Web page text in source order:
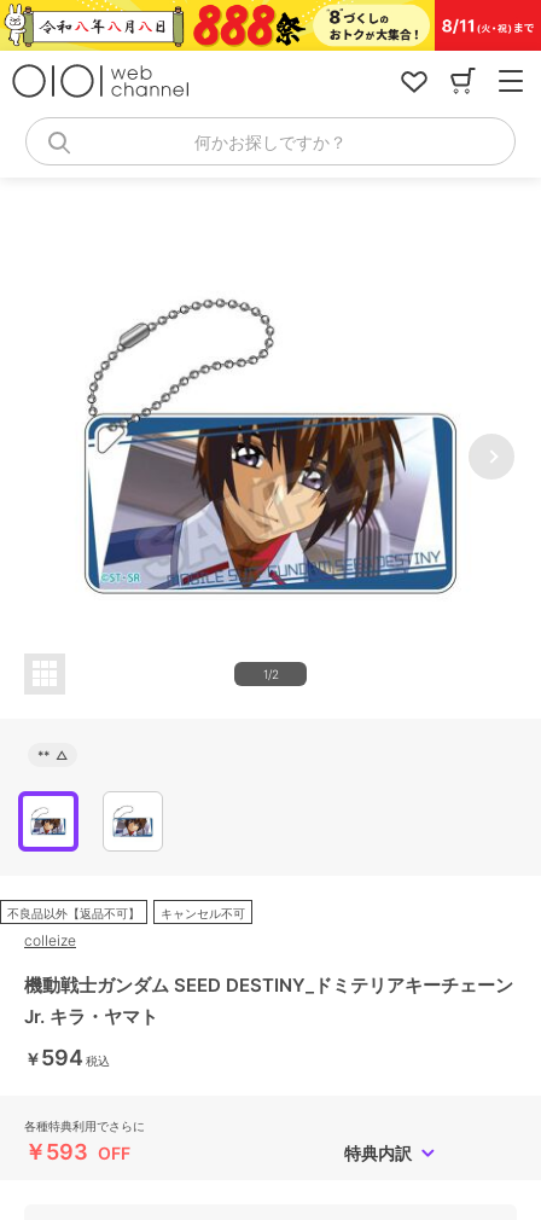
コ
ン
何かお探しですか？
1/2
** △
不良品以外【返品不可】 キャンセル不可
colleize
機動戦士ガンダム SEED DESTINY_ドミテリアキーチェーン
Jr. キラ・ヤマト
￥594 税込
各種特典利用でさらに
￥593 OFF 特典内訳